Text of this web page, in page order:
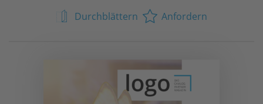
Durchblättern Anfordern